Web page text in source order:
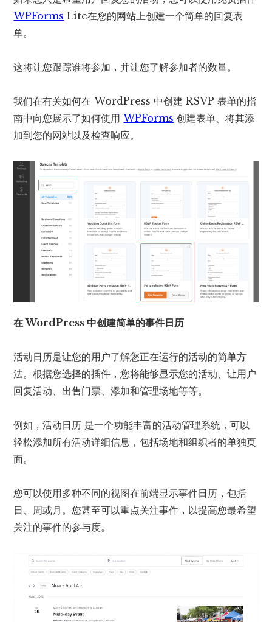
WPForms Lite在您的网站上创建一个简单的回复表
单。
这将让您跟踪谁将参加，并让您了解参加者的数量。
我们在有关如何在 WordPress 中创建 RSVP 表单的指
南中向您展示了如何使用WPForms 创建表单、将其添
加到您的网站以及检查响应。
在 WordPress 中创建简单的事件日历
活动日历是让您的用户了解您正在运行的活动的简单方
法。根据您选择的插件，您将能够显示您的活动、让用户
回复活动、出售门票、添加和管理场地等等。
例如，活动日历 是一个功能丰富的活动管理系统，可以
轻松添加所有活动详细信息，包括场地和组织者的单独页
面。
您可以使用多种不同的视图在前端显示事件日历，包括
日、周或月。您甚至可以重点关注事件，以提高您最希望
关注的事件的参与度。